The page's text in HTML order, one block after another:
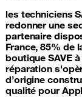
les techniciens
redonner une
partenaire
France, 85% de
boutique SAVE
réparation
d’origine
qualité pour